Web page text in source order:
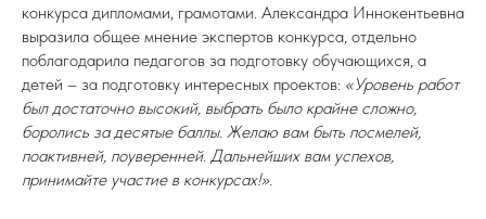
конкурса дипломами, грамотами. Александра Иннокентьевна
выразила общее мнение экспертов конкурса, отдельно
поблагодарила педагогов за подготовку обучающихся, а
детей – за подготовку интересных проектов: «Уровень работ
был достаточно высокий, выбрать было крайне сложно,
боролись за десятые баллы. Желаю вам быть посмелей,
поактивней, поуверенней. Дальнейших вам успехов,
принимайте участие в конкурсах!».